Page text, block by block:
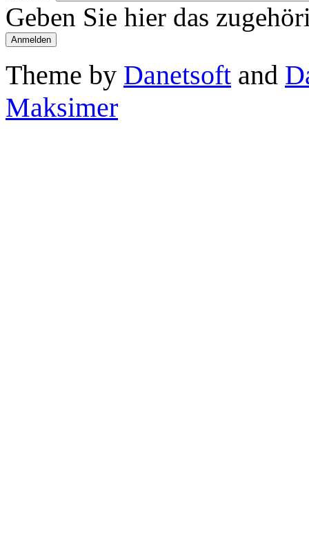
Geben Sie hier das
Theme by Danetsoft and
Maksimer